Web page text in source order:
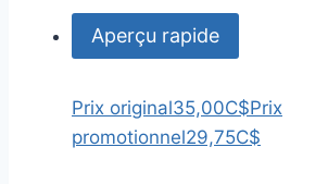
Aperçu rapide
Prix original35,00C$Prix
promotionnel29,75C$